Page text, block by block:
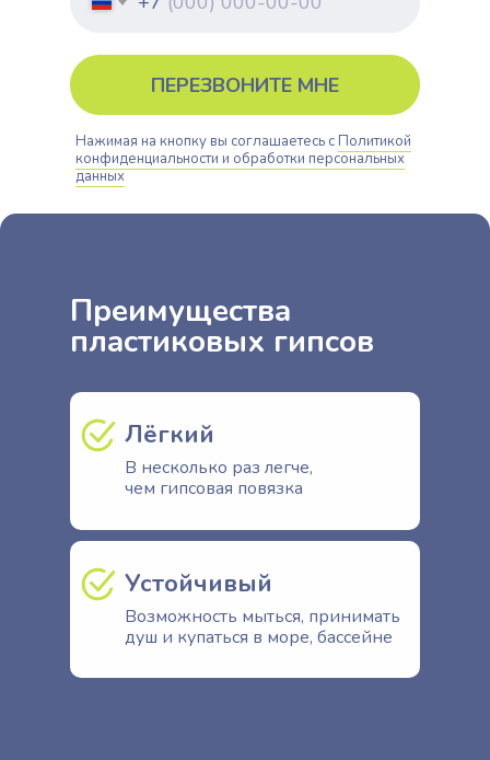
Нажимая на кнопку вы соглашаетесь с Политикой
конфиденциальности и обработки персональных
данных
ПЕРЕЗВОНИТЕ МНЕ
Преимущества
пластиковых гипсов
Лёгкий
В несколько раз легче,
чем гипсовая повязка
Устойчивый
Возможность мыться, принимать
душ и купаться в море, бассейне